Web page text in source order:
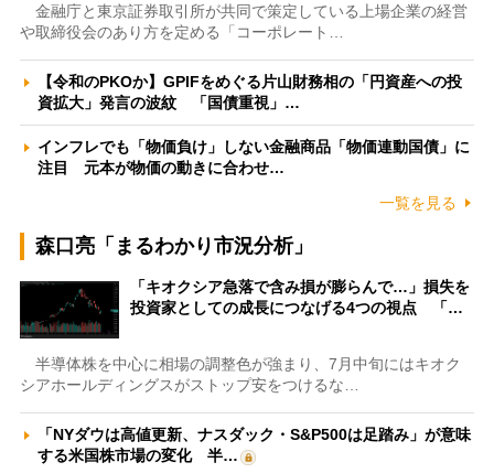
金融庁と東京証券取引所が共同で策定している上場企業の経営
や取締役会のあり方を定める「コーポレート…
【令和のPKOか】GPIFをめぐる片山財務相の「円資産への投
資拡大」発言の波紋 「国債重視」…
インフレでも「物価負け」しない金融商品「物価連動国債」に
注目 元本が物価の動きに合わせ…
一覧を見る
森口亮「まるわかり市況分析」
「キオクシア急落で含み損が膨らんで…」損失を
投資家としての成長につなげる4つの視点 「…
半導体株を中心に相場の調整色が強まり、7月中旬にはキオク
シアホールディングスがストップ安をつけるな…
「NYダウは高値更新、ナスダック・S&P500は足踏み」が意味
する米国株市場の変化 半…